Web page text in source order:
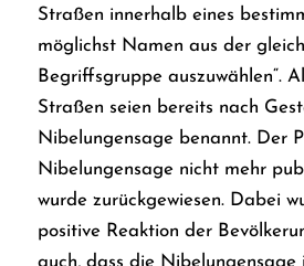
Straßen innerhalb eines
möglichst Namen aus der
Begriffsgruppe auszuwählen“.
Straßen seien bereits nach
Nibelungensage benannt. Der
Nibelungensage nicht mehr
wurde zurückgewiesen. Dabei
positive Reaktion der